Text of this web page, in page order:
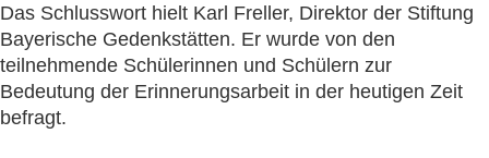
Das Schlusswort hielt Karl Freller, Direktor der Stiftung
Bayerische Gedenkstätten. Er wurde von den
teilnehmende Schülerinnen und Schülern zur
Bedeutung der Erinnerungsarbeit in der heutigen Zeit
befragt.